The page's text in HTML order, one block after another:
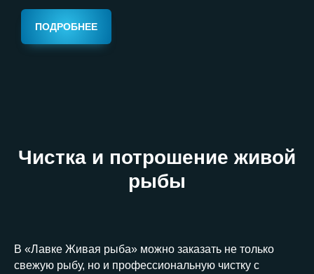
ПОДРОБНЕЕ
Чистка и потрошение живой
рыбы
В «Лавке Живая рыба» можно заказать не только
свежую рыбу, но и профессиональную чистку с